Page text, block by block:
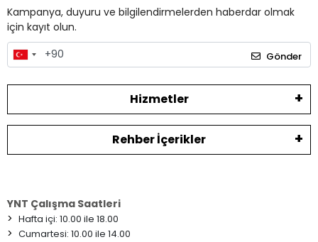
Kampanya, duyuru ve bilgilendirmelerden haberdar olmak
için kayıt olun.
Gönder
Hizmetler
Rehber İçerikler
YNT Çalışma Saatleri
> Hafta içi: 10.00 ile 18.00
> Cumartesi: 10.00 ile 14.00